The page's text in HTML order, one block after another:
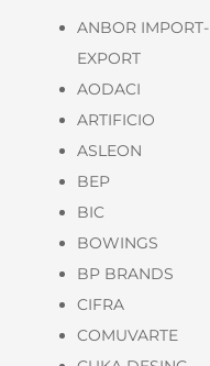
ANBOR IMPORT-
EXPORT
AODACI
ARTIFICIO
ASLEON
BEP
BIC
BOWINGS
BP BRANDS
CIFRA
COMUVARTE